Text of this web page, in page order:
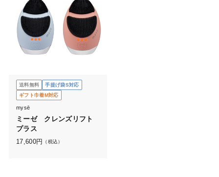
送料無料
手提げ袋S対応
ギフト巾着M対応
mysē
ミーゼ クレンズリフト
プラス
17,600円 （税込）